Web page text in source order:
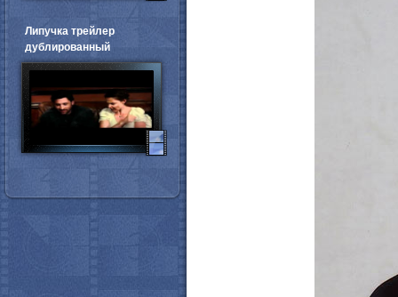
Липучка трейлер
дублированный